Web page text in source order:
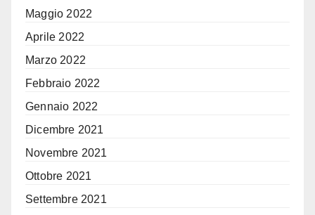
Maggio 2022
Aprile 2022
Marzo 2022
Febbraio 2022
Gennaio 2022
Dicembre 2021
Novembre 2021
Ottobre 2021
Settembre 2021